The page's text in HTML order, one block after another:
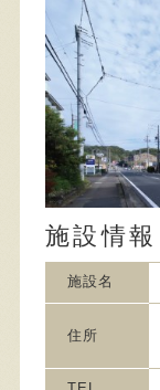
施設情報
施設名
住所